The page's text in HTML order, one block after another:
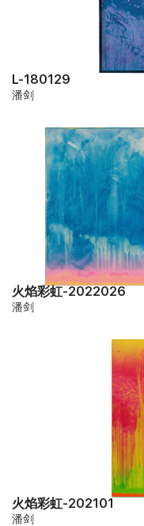
L-180129
潘剑
火焰彩虹-2022026
潘剑
火焰彩虹-202101
潘剑